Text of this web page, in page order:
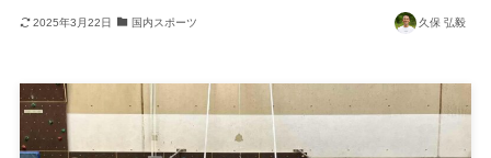
2025年3月22日 国内スポーツ 久保 弘毅